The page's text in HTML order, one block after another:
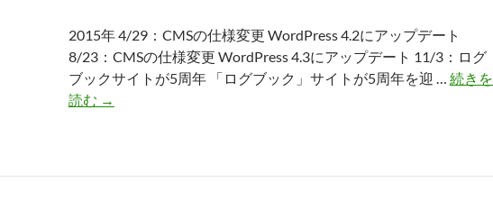
2015年 4/29：CMSの仕様変更 WordPress 4.2にアップデート
8/23：CMSの仕様変更 WordPress 4.3にアップデート 11/3：ログ
ブックサイトが5周年 「ログブック」サイトが5周年を迎 … 続きを
読む ロ
→